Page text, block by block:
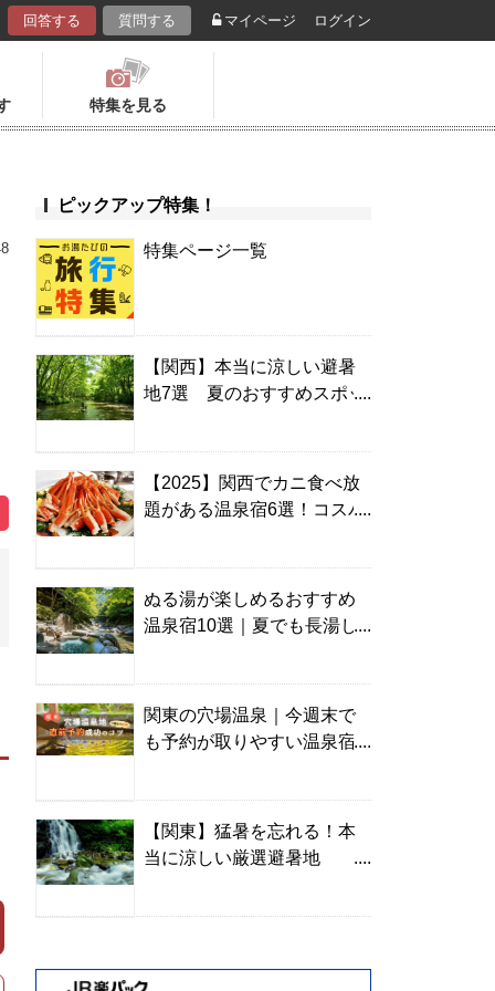
回答する 質問する マイページ ログイン
特集を見る
ピックアップ特集！
特集ページ一覧
【関西】本当に涼しい避暑
地7選 夏のおすすめスポッ
【2025】関西でカニ食べ放
題がある温泉宿6選！コスパ
ぬる湯が楽しめるおすすめ
温泉宿10選｜夏でも長湯し
関東の穴場温泉｜今週末で
も予約が取りやすい温泉宿
【関東】猛暑を忘れる！本
当に涼しい厳選避暑地